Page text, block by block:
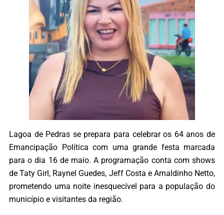
Lagoa de Pedras se prepara para celebrar os 64 anos de
Emancipação Política com uma grande festa marcada
para o dia 16 de maio. A programação conta com shows
de Taty Girl, Raynel Guedes, Jeff Costa e Arnaldinho Netto,
prometendo uma noite inesquecível para a população do
município e visitantes da região.